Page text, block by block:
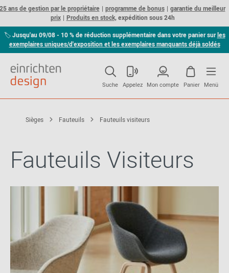
ans de gestion par le propriétaire programme de bonus
garantie du meilleur
prix
Produits en stock,expédition sous 24h
🏷Jusqu'au 09/08 - 10 % de réduction supplémentaire dans votre panier surles
exemplaires uniques/d'exposition et les exemplaires manquants déjà soldés
Suche Appelez Mon compte Panier Menü
Sièges Fauteuils Fauteuils visiteurs
Fauteuils Visiteurs